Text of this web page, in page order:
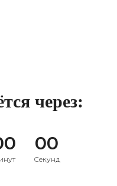
через:
00
Секунд